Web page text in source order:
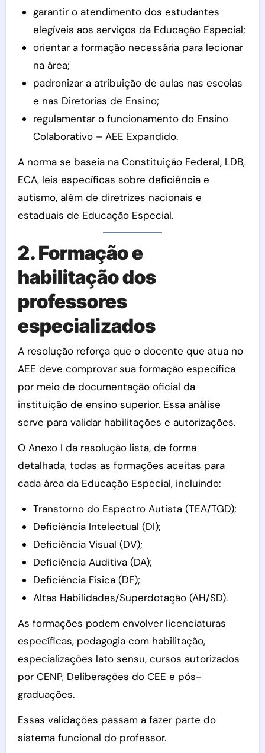
garantir o atendimento dos estudantes
elegíveis aos serviços da Educação Especial;
orientar a formação necessária para lecionar
na área;
padronizar a atribuição de aulas nas escolas
e nas Diretorias de Ensino;
regulamentar o funcionamento do Ensino
Colaborativo – AEE Expandido.
A norma se baseia na Constituição Federal, LDB,
ECA, leis específicas sobre deficiência e
autismo, além de diretrizes nacionais e
estaduais de Educação Especial.
2. Formação e
habilitação dos
professores
especializados
A resolução reforça que o docente que atua no
AEE deve comprovar sua formação específica
por meio de documentação oficial da
instituição de ensino superior. Essa análise
serve para validar habilitações e autorizações.
O Anexo I da resolução lista, de forma
detalhada, todas as formações aceitas para
cada área da Educação Especial, incluindo:
Transtorno do Espectro Autista (TEA/TGD);
Deficiência Intelectual (DI);
Deficiência Visual (DV);
Deficiência Auditiva (DA);
Deficiência Física (DF);
Altas Habilidades/Superdotação (AH/SD).
As formações podem envolver licenciaturas
específicas, pedagogia com habilitação,
especializações lato sensu, cursos autorizados
por CENP, Deliberações do CEE e pós-
graduações.
Essas validações passam a fazer parte do
sistema funcional do professor.